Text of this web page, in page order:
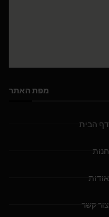
מפת האתר
דף הבית
חנות
אודות
צור קשר